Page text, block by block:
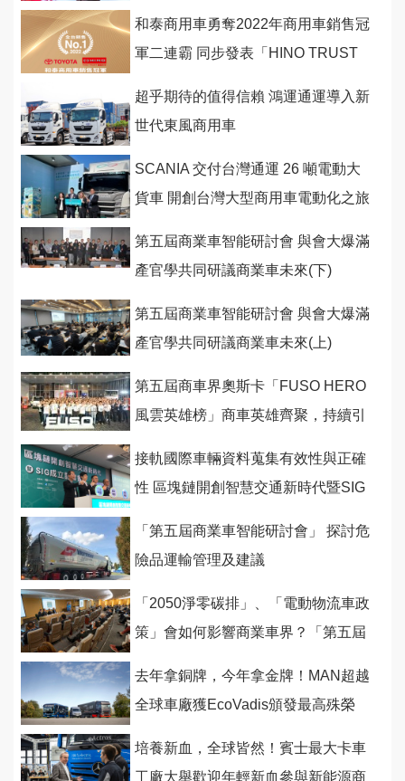
和泰商用車勇奪2022年商用車銷售冠
軍二連霸 同步發表「HINO TRUST
超乎期待的值得信賴 鴻運通運導入新
世代東風商用車
SCANIA 交付台灣通運 26 噸電動大
貨車 開創台灣大型商用車電動化之旅
第五屆商業車智能研討會 與會大爆滿
產官學共同研議商業車未來(下)
第五屆商業車智能研討會 與會大爆滿
產官學共同研議商業車未來(上)
第五屆商車界奧斯卡「FUSO HERO
風雲英雄榜」商車英雄齊聚，持續引
接軌國際車輛資料蒐集有效性與正確
性 區塊鏈開創智慧交通新時代暨SIG
「第五屆商業車智能研討會」 探討危
險品運輸管理及建議
「2050淨零碳排」、「電動物流車政
策」會如何影響商業車界？「第五屆
去年拿銅牌，今年拿金牌！MAN超越
全球車廠獲EcoVadis頒發最高殊榮
培養新血，全球皆然！賓士最大卡車
工廠大舉歡迎年輕新血參與新能源商